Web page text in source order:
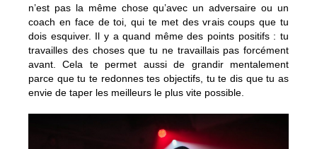
n’est pas la même chose qu’avec un adversaire ou un
coach en face de toi, qui te met des vrais coups que tu
dois esquiver. Il y a quand même des points positifs : tu
travailles des choses que tu ne travaillais pas forcément
avant. Cela te permet aussi de grandir mentalement
parce que tu te redonnes tes objectifs, tu te dis que tu as
envie de taper les meilleurs le plus vite possible.